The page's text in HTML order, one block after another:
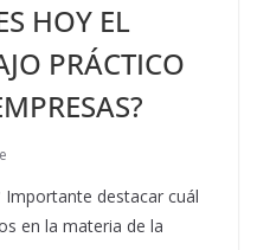
HOY EL
PRÁCTICO
Importante destacar cuál
en la materia de la